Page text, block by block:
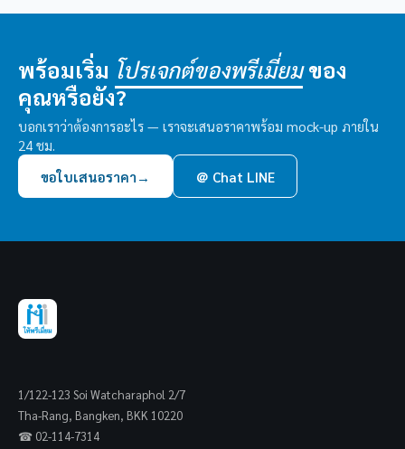
พร้อมเริ่ม โปรเจกต์ของพรีเมี่ยมของ
คุณหรือยัง?
บอกเราว่าต้องการอะไร — เราจะเสนอราคาพร้อม mock-up ภายใน
24 ชม.
ขอใบเสนอราคา → ＠ Chat LINE
1/122-123 Soi Watcharaphol 2/7
Tha-Rang, Bangken, BKK 10220
☎ 02-114-7314